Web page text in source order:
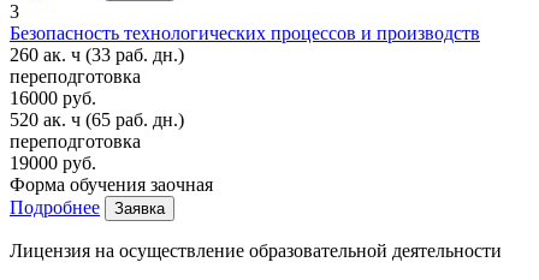
3
Безопасность технологических процессов и производств
260 ак. ч (33 раб. дн.)
переподготовка
16000 руб.
520 ак. ч (65 раб. дн.)
переподготовка
19000 руб.
Форма обучения заочная
Подробнее
Заявка
Лицензия на осуществление образовательной деятельности